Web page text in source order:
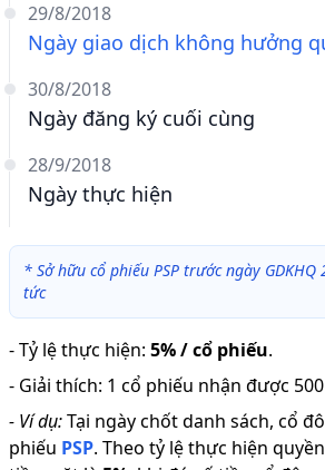
29/8/2018
Ngày giao dịch không hưởng
30/8/2018
Ngày đăng ký cuối cùng
28/9/2018
Ngày thực hiện
* Sở hữu cổ phiếu PSP trước ngày
tức
-Tỷ lệ thực hiện: 5% / cổ phiếu.
- Giải thích: 1 cổ phiếu nhận được
- Ví dụ:Tại ngày chốt danh sách, cổ
phiếu PSP. Theo tỷ lệ thực hiện